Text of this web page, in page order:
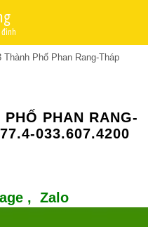
đình
Phố Phan Rang-Tháp
PHAN RANG-
033.607.4200
, Zalo